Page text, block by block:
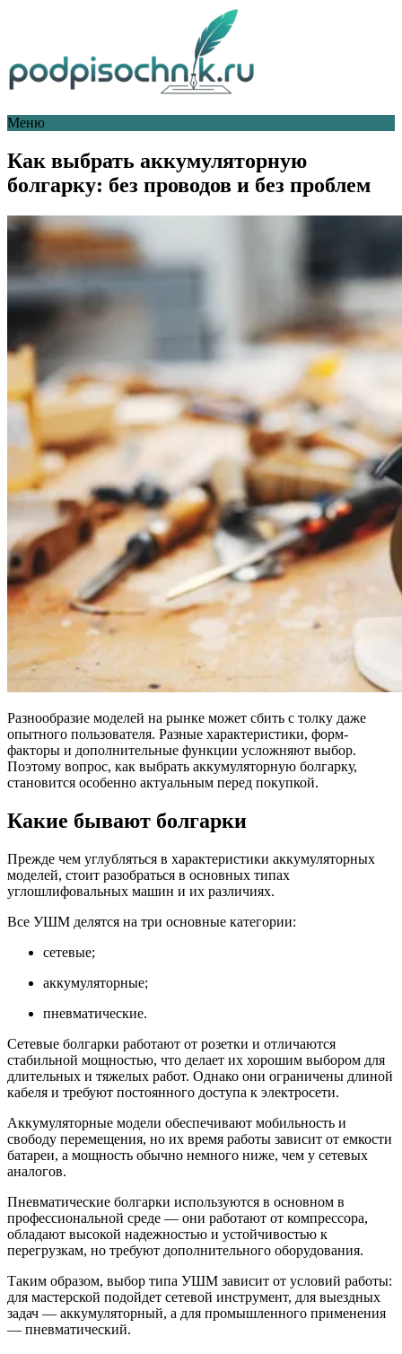
Меню
Как выбрать аккумуляторную
болгарку: без проводов и без проблем
Разнообразие моделей на рынке может сбить с толку даже
опытного пользователя. Разные характеристики, форм-
факторы и дополнительные функции усложняют выбор.
Поэтому вопрос, как выбрать аккумуляторную болгарку,
становится особенно актуальным перед покупкой.
Какие бывают болгарки
Прежде чем углубляться в характеристики аккумуляторных
моделей, стоит разобраться в основных типах
углошлифовальных машин и их различиях.
Все УШМ делятся на три основные категории:
сетевые;
аккумуляторные;
пневматические.
Сетевые болгарки работают от розетки и отличаются
стабильной мощностью, что делает их хорошим выбором для
длительных и тяжелых работ. Однако они ограничены длиной
кабеля и требуют постоянного доступа к электросети.
Аккумуляторные модели обеспечивают мобильность и
свободу перемещения, но их время работы зависит от емкости
батареи, а мощность обычно немного ниже, чем у сетевых
аналогов.
Пневматические болгарки используются в основном в
профессиональной среде — они работают от компрессора,
обладают высокой надежностью и устойчивостью к
перегрузкам, но требуют дополнительного оборудования.
Таким образом, выбор типа УШМ зависит от условий работы:
для мастерской подойдет сетевой инструмент, для выездных
задач — аккумуляторный, а для промышленного применения
— пневматический.